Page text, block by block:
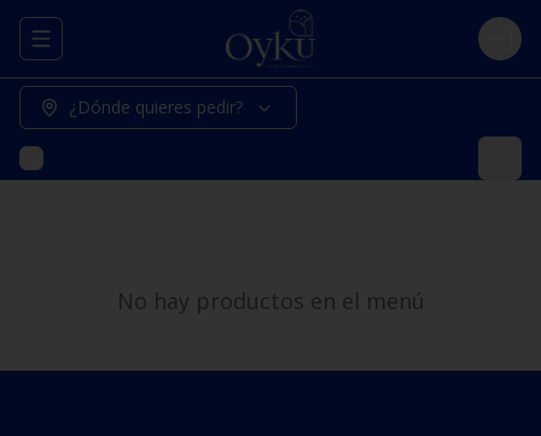
Abrir menu de navegación Login
¿Dónde quieres pedir?
No hay productos en el menú